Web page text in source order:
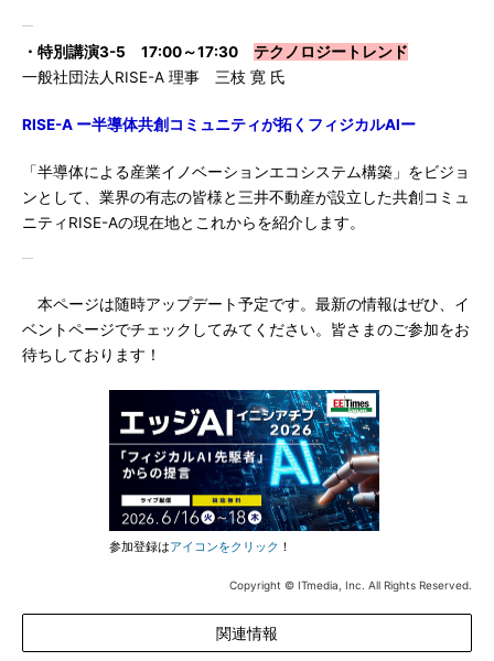
・特別講演3-5 17:00～17:30 テクノロジートレンド
一般社団法人RISE-A 理事 三枝 寛 氏
RISE-A ー半導体共創コミュニティが拓くフィジカルAIー
「半導体による産業イノベーションエコシステム構築」をビジョ
ンとして、業界の有志の皆様と三井不動産が設立した共創コミュ
ニティRISE-Aの現在地とこれからを紹介します。
本ページは随時アップデート予定です。最新の情報はぜひ、イ
ベントページでチェックしてみてください。皆さまのご参加をお
待ちしております！
参加登録はアイコンをクリック ！
Copyright © ITmedia, Inc. All Rights Reserved.
関連情報